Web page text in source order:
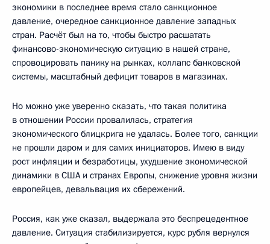
экономики в последнее время стало санкционное
давление, очередное санкционное давление западных
стран. Расчёт был на то, чтобы быстро расшатать
финансово-экономическую ситуацию в нашей стране,
спровоцировать панику на рынках, коллапс банковской
системы, масштабный дефицит товаров в магазинах.
Но можно уже уверенно сказать, что такая политика
в отношении России провалилась, стратегия
экономического блицкрига не удалась. Более того, санкции
не прошли даром и для самих инициаторов. Имею в виду
рост инфляции и безработицы, ухудшение экономической
динамики в США и странах Европы, снижение уровня жизни
европейцев, девальвация их сбережений.
Россия, как уже сказал, выдержала это беспрецедентное
давление. Ситуация стабилизируется, курс рубля вернулся